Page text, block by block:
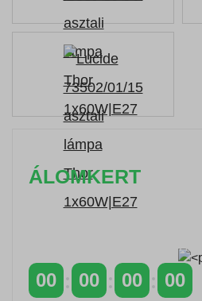
ÁLOMKERT
a következő kóddal: VIP20HU
00 00 00 00